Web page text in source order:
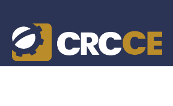
content